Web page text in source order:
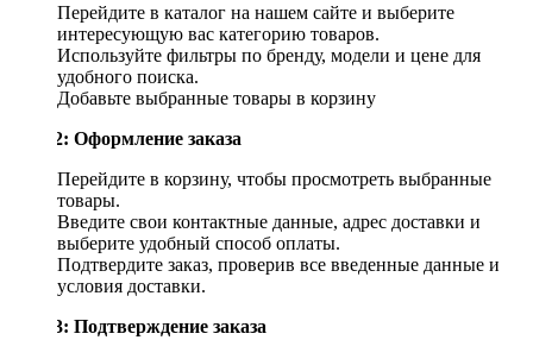
Перейдите в каталог на нашем сайте и выберите
интересующую вас категорию товаров.
Используйте фильтры по бренду, модели и цене для
удобного поиска.
Добавьте выбранные товары в корзину
Шаг 2: Оформление заказа
Перейдите в корзину, чтобы просмотреть выбранные
товары.
Введите свои контактные данные, адрес доставки и
выберите удобный способ оплаты.
Подтвердите заказ, проверив все введенные данные и
условия доставки.
Шаг 3: Подтверждение заказа